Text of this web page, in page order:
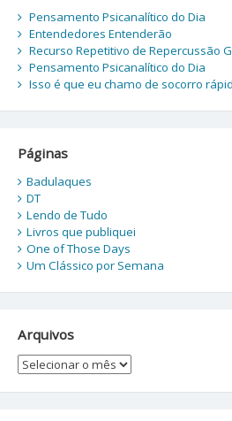
Pensamento Psicanalítico do Dia
Entendedores Entenderão
Recurso Repetitivo de Repercussão
Pensamento Psicanalítico do Dia
Isso é que eu chamo de socorro
Páginas
Badulaques
DT
Lendo de Tudo
Livros que publiquei
One of Those Days
Um Clássico por Semana
Arquivos
Arquivos